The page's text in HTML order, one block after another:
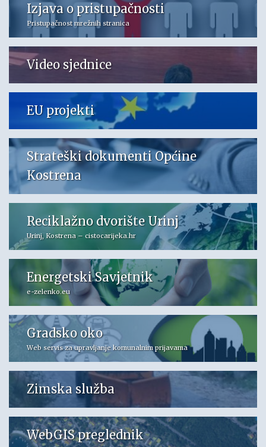
Izjava o pristupačnosti
Pristupačnost mrežnih stranica
Video sjednice
EU projekti
Strateški dokumenti Općine
Kostrena
Reciklažno dvorište Urinj
Urinj, Kostrena – cistocarijeka.hr
Energetski Savjetnik
e-zelenko.eu
Gradsko oko
Web servis za upravljanje komunalnim prijavama
Zimska služba
WebGIS preglednik